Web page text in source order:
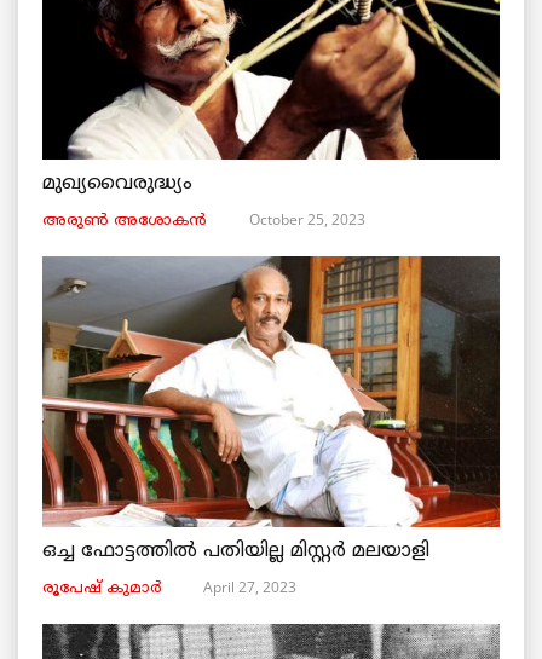
മുഖ്യവൈരുദ്ധ്യം
അരുണ്‍ അശോകൻ October 25, 2023
ഒച്ച ഫോട്ടത്തിൽ പതിയില്ല മിസ്റ്റർ മലയാളി
രൂപേഷ്‌ കുമാര്‍ April 27, 2023